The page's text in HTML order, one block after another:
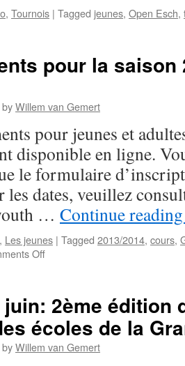
, Tournois | Tagged jeunes, Open Esch,
pour la saison
byWillem van Gemert
pour jeunes et
disponible en ligne.
le formulaire
les dates, veuillez
… Continue
, Les jeunes | Tagged 2013/2014, cours,
Offon
saison
2013/2014
en
ligne
juin: 2ème édition
écoles de la
byWillem van Gemert